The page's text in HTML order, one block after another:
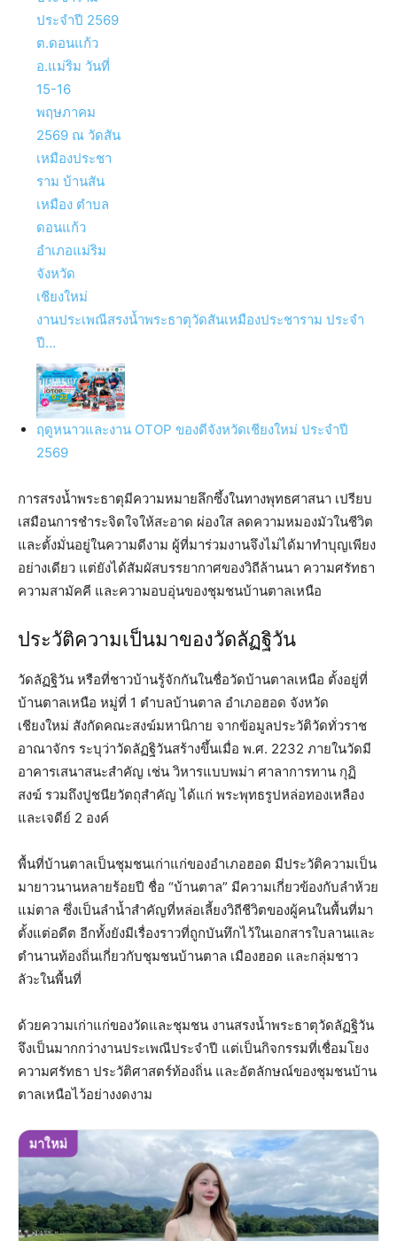
งานประเพณีสรงน้ำพระธาตุวัดสันเหมืองประชาราม ประจำ
ปี…
ฤดูหนาวและงาน OTOP ของดีจังหวัดเชียงใหม่ ประจำปี
2569
การสรงน้ำพระธาตุมีความหมายลึกซึ้งในทางพุทธศาสนา เปรียบ
เสมือนการชำระจิตใจให้สะอาด ผ่องใส ลดความหมองมัวในชีวิต
และตั้งมั่นอยู่ในความดีงาม ผู้ที่มาร่วมงานจึงไม่ได้มาทำบุญเพียง
อย่างเดียว แต่ยังได้สัมผัสบรรยากาศของวิถีล้านนา ความศรัทธา
ความสามัคคี และความอบอุ่นของชุมชนบ้านตาลเหนือ
ประวัติความเป็นมาของวัดลัฏฐิวัน
วัดลัฏฐิวัน หรือที่ชาวบ้านรู้จักกันในชื่อวัดบ้านตาลเหนือ ตั้งอยู่ที่
บ้านตาลเหนือ หมู่ที่ 1 ตำบลบ้านตาล อำเภอฮอด จังหวัด
เชียงใหม่ สังกัดคณะสงฆ์มหานิกาย จากข้อมูลประวัติวัดทั่วราช
อาณาจักร ระบุว่าวัดลัฏฐิวันสร้างขึ้นเมื่อ พ.ศ. 2232 ภายในวัดมี
อาคารเสนาสนะสำคัญ เช่น วิหารแบบพม่า ศาลาการทาน กุฏิ
สงฆ์ รวมถึงปูชนียวัตถุสำคัญ ได้แก่ พระพุทธรูปหล่อทองเหลือง
และเจดีย์ 2 องค์
พื้นที่บ้านตาลเป็นชุมชนเก่าแก่ของอำเภอฮอด มีประวัติความเป็น
มายาวนานหลายร้อยปี ชื่อ “บ้านตาล” มีความเกี่ยวข้องกับลำห้วย
แม่ตาล ซึ่งเป็นลำน้ำสำคัญที่หล่อเลี้ยงวิถีชีวิตของผู้คนในพื้นที่มา
ตั้งแต่อดีต อีกทั้งยังมีเรื่องราวที่ถูกบันทึกไว้ในเอกสารใบลานและ
ตำนานท้องถิ่นเกี่ยวกับชุมชนบ้านตาล เมืองฮอด และกลุ่มชาว
ลัวะในพื้นที่
ด้วยความเก่าแก่ของวัดและชุมชน งานสรงน้ำพระธาตุวัดลัฏฐิวัน
จึงเป็นมากกว่างานประเพณีประจำปี แต่เป็นกิจกรรมที่เชื่อมโยง
ความศรัทธา ประวัติศาสตร์ท้องถิ่น และอัตลักษณ์ของชุมชนบ้าน
ตาลเหนือไว้อย่างงดงาม
มาใหม่